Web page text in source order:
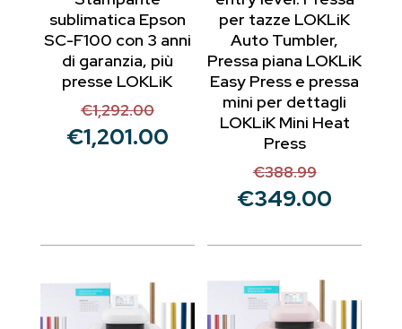
sublimatica Epson
SC-F100 con 3 anni
di garanzia, più
presse LOKLiK
€1,292.00Il
prezzo
€1,201.00Il
per tazze LOKLiK
Auto Tumbler,
Pressa piana LOKLiK
Easy Press e pressa
mini per dettagli
LOKLiK Mini Heat
Press
€388.99Il
prezzo
era:
€349.00
attuale